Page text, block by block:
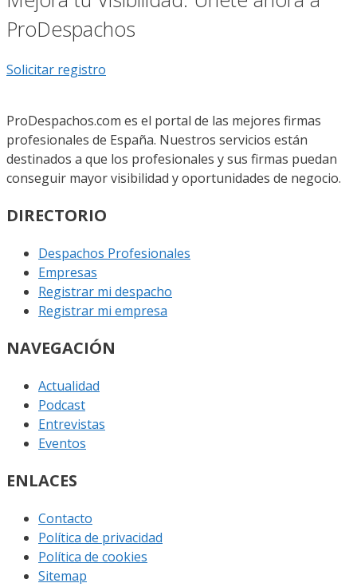
ProDespachos
Solicitar registro
ProDespachos.com es el portal de las mejores firmas
profesionales de España. Nuestros servicios están
destinados a que los profesionales y sus firmas puedan
conseguir mayor visibilidad y oportunidades de negocio.
DIRECTORIO
Despachos Profesionales
Empresas
Registrar mi despacho
Registrar mi empresa
NAVEGACIÓN
Actualidad
Podcast
Entrevistas
Eventos
ENLACES
Contacto
Política de privacidad
Política de cookies
Sitemap